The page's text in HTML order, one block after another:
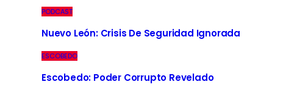
PODCAST
Nuevo León: Crisis De Seguridad Ignorada
ESCOBEDO
Escobedo: Poder Corrupto Revelado